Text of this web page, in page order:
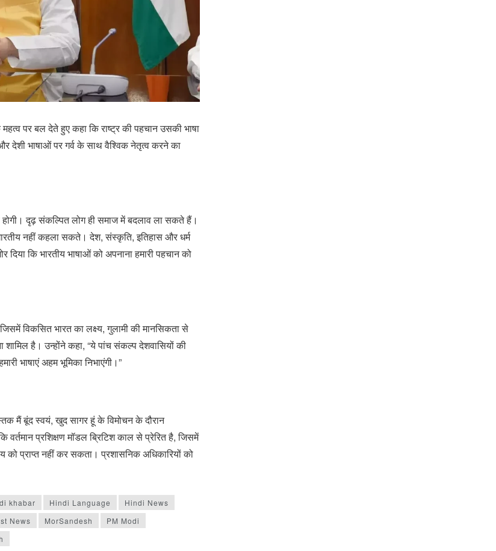
पर बल देते हुए कहा कि राष्ट्र की पहचान उसकी भाषा
देशी भाषाओं पर गर्व के साथ वैश्विक नेतृत्व करने का
होगी। दृढ़ संकल्पित लोग ही समाज में बदलाव ला सकते हैं।
नहीं कहला सकते। देश, संस्कृति, इतिहास और धर्म
दिया कि भारतीय भाषाओं को अपनाना हमारी पहचान को
विकसित भारत का लक्ष्य, गुलामी की मानसिकता से
शामिल है। उन्होंने कहा, “ये पांच संकल्प देशवासियों की
भाषाएं अहम भूमिका निभाएंगी।”
मैं बूंद स्वयं, खुद सागर हूं के विमोचन के दौरान
प्रशिक्षण मॉडल ब्रिटिश काल से प्रेरित है, जिसमें
को प्राप्त नहीं कर सकता। प्रशासनिक अधिकारियों को
khabar Hindi Language
Hindi News
News MorSandesh
PM Modi